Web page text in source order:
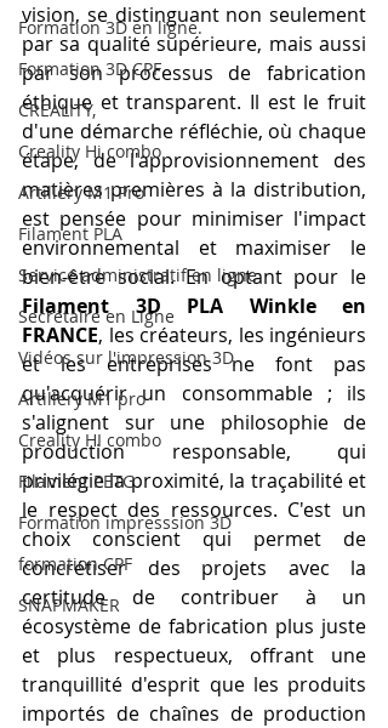
Formation 3D en ligne.
Formation 3D CPF
CREALITY,
Creality Hi combo
Artillery M1 Pro
Filament PLA
Service administratif en ligne
Secrétaire en Ligne
Vidéos sur l'impression 3D,
Artillery M1 pro
Creality HI combo
Filament PETG
Formation impresssion 3D
formation CPF
SNAPMAKER
vision, se distinguant non seulement
par sa qualité supérieure, mais aussi
par son processus de fabrication
éthique et transparent. Il est le fruit
d'une démarche réfléchie, où chaque
étape, de l'approvisionnement des
matières premières à la distribution,
est pensée pour minimiser l'impact
environnemental et maximiser le
Filament 3D PLA Winkle en
FRANCE, les créateurs, les ingénieurs
et les entreprises ne font pas
qu'acquérir un consommable ; ils
s'alignent sur une philosophie de
production responsable, qui
privilégie la proximité, la traçabilité et
le respect des ressources. C'est un
choix conscient qui permet de
concrétiser des projets avec la
certitude de contribuer à un
écosystème de fabrication plus juste
et plus respectueux, offrant une
tranquillité d'esprit que les produits
importés de chaînes de production